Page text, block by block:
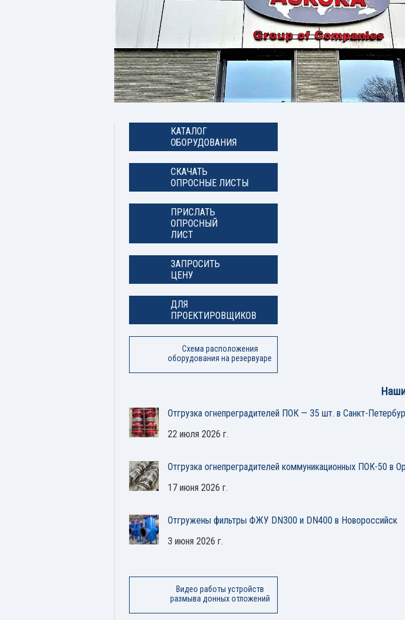
КАТАЛОГ
ОБОРУДОВАНИЯ
СКАЧАТЬ
ОПРОСНЫЕ ЛИСТЫ
ПРИСЛАТЬ
ОПРОСНЫЙ
ЛИСТ
ЗАПРОСИТЬ
ЦЕНУ
ДЛЯ
ПРОЕКТИРОВЩИКОВ
Схема расположения
оборудования на резервуаре
Отгрузка огнепреградителей ПОК — 35 шт. в Санкт-
22 июля 2026 г.
Отгрузка огнепреградителей коммуникационных ПОК-50 в
17 июня 2026 г.
Отгружены фильтры ФЖУ DN300 и DN400 в Новороссийск
3 июня 2026 г.
Видео работы устройств
размыва донных отложений